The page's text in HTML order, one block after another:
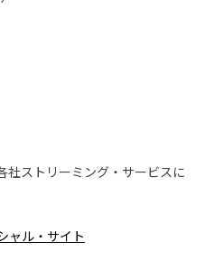
ストリーミング・サービスに
ャル・サイト